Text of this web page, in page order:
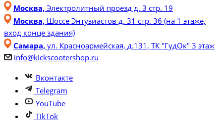
Москва, Электролитный проезд д. 3 стр. 19
Москва, Шоссе Энтузиастов д. 31 стр. 36 (на 1 этаже,
вход конце здания)
Самара, ул. Красноармейская, д.131, ТК "ГудОк" 3 этаж
info@kickscootershop.ru
Вконтакте
Telegram
YouTube
TikTok